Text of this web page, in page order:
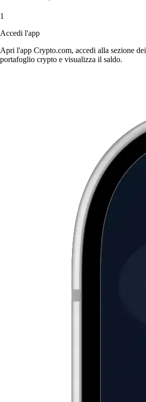
1
Accedi l'app
Apri l'app Crypto.com, accedi alla sezione
portafoglio crypto e visualizza il saldo.